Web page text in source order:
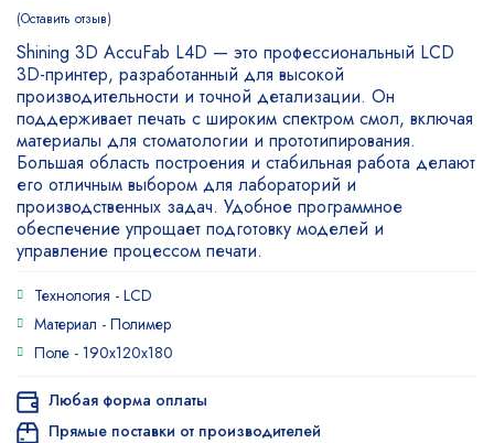
Оставить отзыв
Shining 3D AccuFab L4D — это профессиональный LCD
3D-принтер, разработанный для высокой
производительности и точной детализации. Он
поддерживает печать с широким спектром смол, включая
материалы для стоматологии и прототипирования.
Большая область построения и стабильная работа делают
его отличным выбором для лабораторий и
производственных задач. Удобное программное
обеспечение упрощает подготовку моделей и
управление процессом печати.
Технология - LCD
Материал - Полимер
Поле - 190х120х180
Любая форма оплаты
Прямые поставки от производителей